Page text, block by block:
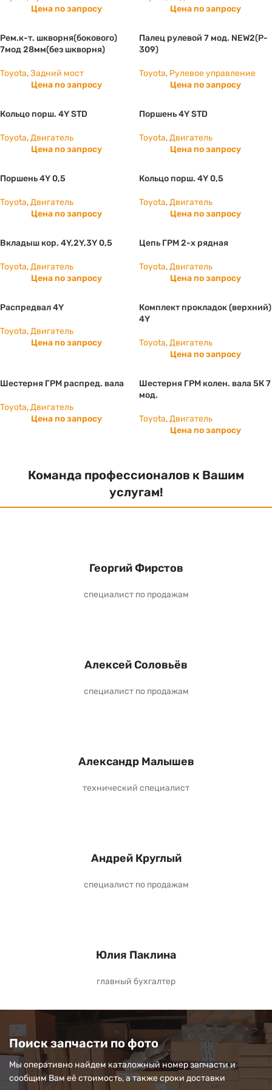
Цена по запросу
Цена по запросу
Рем.к-т. шкворня(бокового)
7мод 28мм(без шкворня)
Toyota,Задний мост
Цена по запросу
Палец рулевой 7 мод. NEW2(P-
309)
Toyota, Рулевое управление
Цена по запросу
Кольцо порш. 4Y STD
Toyota,Двигатель
Цена по запросу
Поршень 4Y STD
Toyota,Двигатель
Цена по запросу
Поршень 4Y 0,5
Toyota,Двигатель
Цена по запросу
Кольцо порш. 4Y 0,5
Toyota,Двигатель
Цена по запросу
Вкладыш кор. 4Y,2Y,3Y 0,5
Toyota,Двигатель
Цена по запросу
Цепь ГРМ 2-х рядная
Toyota,Двигатель
Цена по запросу
Распредвал 4Y
Toyota,Двигатель
Цена по запросу
Комплект прокладок (верхний)
4Y
Toyota,Двигатель
Цена по запросу
Шестерня ГРМ распред. вала
Toyota,Двигатель
Цена по запросу
Шестерня ГРМ колен. вала 5К 7
мод.
Toyota,Двигатель
Цена по запросу
Команда профессионалов к Вашим
услугам!
Георгий Фирстов
специалист по продажам
Алексей Соловьёв
специалист по продажам
Александр Малышев
технический специалист
Андрей Круглый
специалист по продажам
Юлия Паклина
главный бухгалтер
Поиск запчасти по фото
Мы оперативно найдем каталожный номер запчасти и
сообщим Вам её стоимость, а также сроки доставки